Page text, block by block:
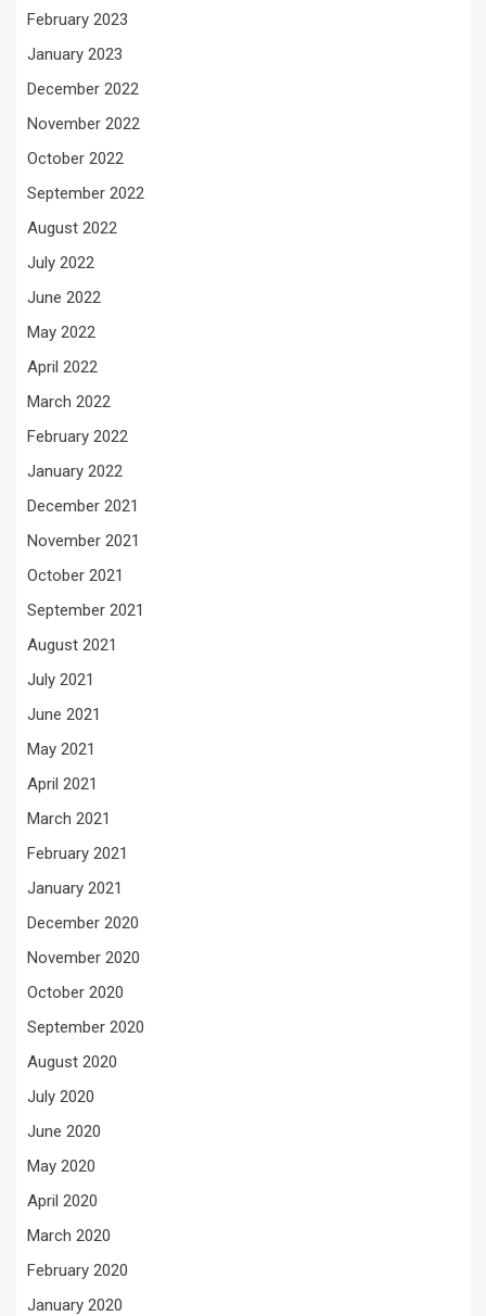
February 2023
January 2023
December 2022
November 2022
October 2022
September 2022
August 2022
July 2022
June 2022
May 2022
April 2022
March 2022
February 2022
January 2022
December 2021
November 2021
October 2021
September 2021
August 2021
July 2021
June 2021
May 2021
April 2021
March 2021
February 2021
January 2021
December 2020
November 2020
October 2020
September 2020
August 2020
July 2020
June 2020
May 2020
April 2020
March 2020
February 2020
January 2020